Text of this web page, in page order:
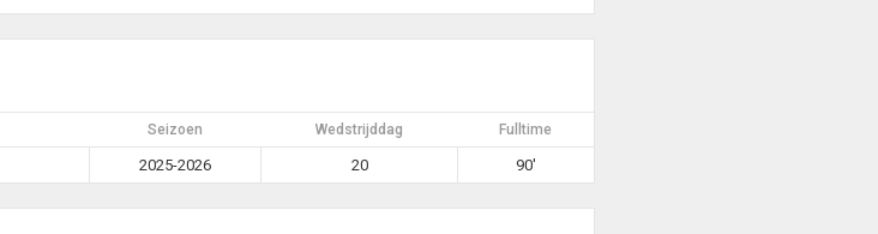
Seizoen Wedstrijddag Fulltime
2025-2026 20 90'